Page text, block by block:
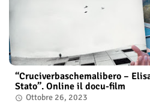
“Cruciverbaschemalibero –
Stato”. Online il docu-film
Ottobre 26, 2023